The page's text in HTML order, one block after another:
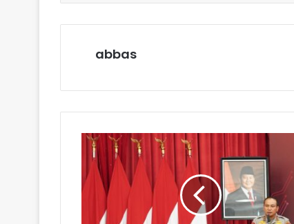
abbas